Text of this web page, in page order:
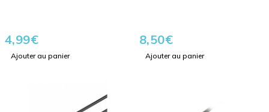
4,99€
Ajouter au panier
8,50€
Ajouter au panier